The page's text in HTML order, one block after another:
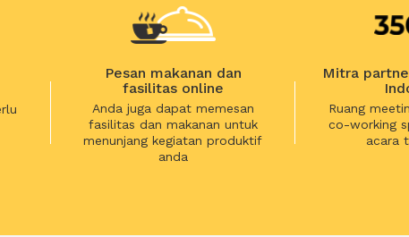
Pesan makanan dan
fasilitas online
Anda juga dapat memesan
fasilitas dan makanan untuk
menunjang kegiatan produktif
anda
Mitra
Ruang
co-working
acara